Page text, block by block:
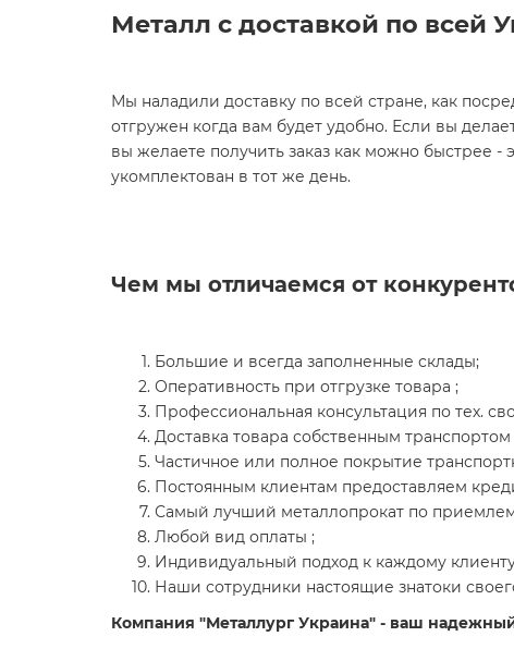
Металл с доставкой по всей
Мы наладили доставку по всей стране, как
отгружен когда вам будет удобно. Если вы
вы желаете получить заказ как можно быстрее
укомплектован в тот же день.
Чем мы отличаемся от
Большие и всегда заполненные склады;
Оперативность при отгрузке товара ;
Профессиональная консультация по тех.
Доставка товара собственным
Частичное или полное покрытие
Постоянным клиентам предоставляем
Самый лучший металлопрокат по
Любой вид оплаты ;
Индивидуальный подход к каждому
Наши сотрудники настоящие знатоки
Компания "Металлург Украина" - ваш